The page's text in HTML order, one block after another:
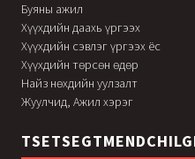
Буяны ажил
Хүүхдийн даахь үргээх
Хүүхдийн сэвлэг үргээх ёс
Хүүхдийн төрсөн өдөр
Найз нөхдийн уулзалт
Жуулчид, Ажил хэрэг